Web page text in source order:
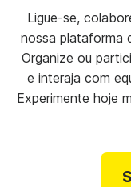
Ligue-se,
nossa plataforma
Organize ou
e interaja com
Experimente hoje